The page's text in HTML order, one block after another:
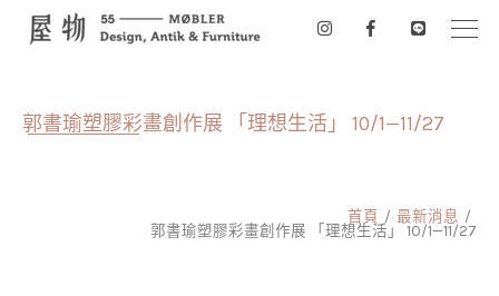
郭書瑜塑膠彩畫創作展 「理想生活」 10/1—11/27
首頁
最新消息
郭書瑜塑膠彩畫創作展 「理想生活」 10/1—11/27